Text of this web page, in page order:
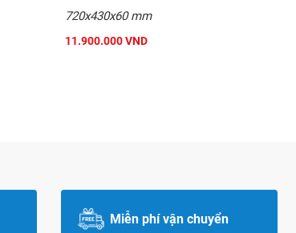
720x430x60 mm
11.900.000 VND
Miễn phí vận chuyển